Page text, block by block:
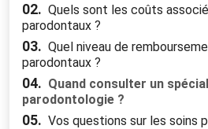
02. Quels sont les coûts
parodontaux ?
03. Quel niveau de
parodontaux ?
04. Quand consulter un
parodontologie ?
05. Vos questions sur les soins